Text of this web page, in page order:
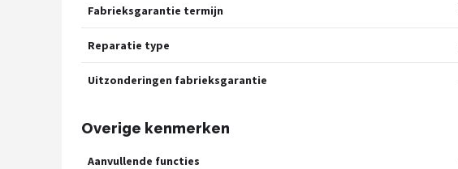
Fabrieksgarantie termijn
Reparatie type
Uitzonderingen fabrieksgarantie
Overige kenmerken
Aanvullende functies